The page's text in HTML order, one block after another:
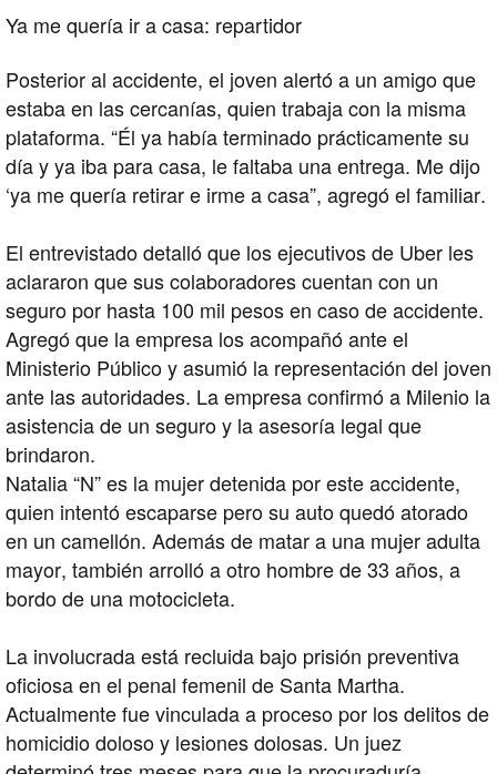
Ya me quería ir a casa: repartidor
Posterior al accidente, el joven alertó a un amigo que
estaba en las cercanías, quien trabaja con la misma
plataforma. “Él ya había terminado prácticamente su
día y ya iba para casa, le faltaba una entrega. Me dijo
‘ya me quería retirar e irme a casa”, agregó el familiar.
El entrevistado detalló que los ejecutivos de Uber les
aclararon que sus colaboradores cuentan con un
seguro por hasta 100 mil pesos en caso de accidente.
Agregó que la empresa los acompañó ante el
Ministerio Público y asumió la representación del joven
ante las autoridades. La empresa confirmó a Milenio la
asistencia de un seguro y la asesoría legal que
brindaron.
Natalia “N” es la mujer detenida por este accidente,
quien intentó escaparse pero su auto quedó atorado
en un camellón. Además de matar a una mujer adulta
mayor, también arrolló a otro hombre de 33 años, a
bordo de una motocicleta.
La involucrada está recluida bajo prisión preventiva
oficiosa en el penal femenil de Santa Martha.
Actualmente fue vinculada a proceso por los delitos de
homicidio doloso y lesiones dolosas. Un juez